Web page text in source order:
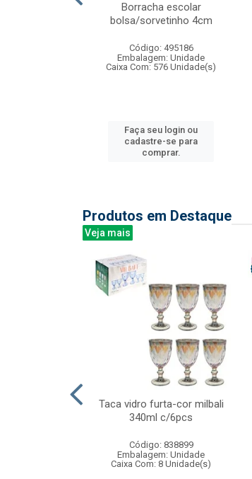
Borracha escolar
bolsa/sorvetinho 4cm
Código: 495186
Embalagem: Unidade
Caixa Com: 576 Unidade(s)
Faça seu login ou
cadastre-se para
comprar.
Produtos em Destaque
Veja mais
Taca vidro furta-cor milbali
340ml c/6pcs
Código: 838899
Embalagem: Unidade
Caixa Com: 8 Unidade(s)